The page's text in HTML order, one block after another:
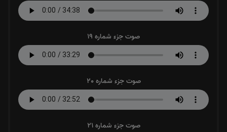
صوت جزء شماره 19
صوت جزء شماره 20
صوت جزء شماره 21